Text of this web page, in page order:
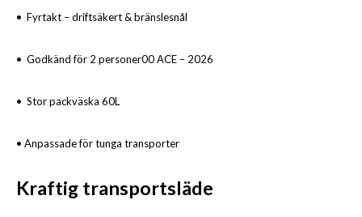
• Fyrtakt – driftsäkert & bränslesnål
• Godkänd för 2 personer00 ACE – 2026
• Stor packväska 60L
• Anpassade för tunga transporter
Kraftig transportsläde